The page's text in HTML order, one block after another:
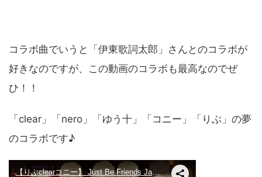
コラボ曲でいうと「伊東歌詞太郎」さんとのコラボが
好きなのですが、この動画のコラボも最高なのでぜ
ひ！！
「clear」「nero」「ゆう十」「コニー」「りぶ」の夢
のコラボです♪